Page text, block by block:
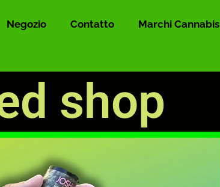
Negozio Contatto Marchi Cannabis
shop